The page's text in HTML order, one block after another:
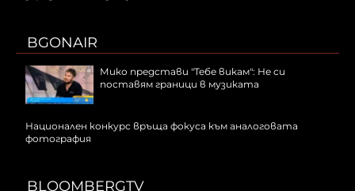
BGONAIR
Мико представи "Тебе викам": Не си
поставям граници в музиката
Национален конкурс връща фокуса към аналоговата
фотография
BLOOMBERGTV